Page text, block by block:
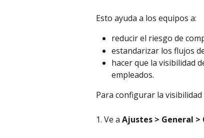
Esto ayuda a los equipos a:
reducir el riesgo de
estandarizar los flujos
hacer que la visibilidad
empleados.
Para configurar la
1. Ve a Ajustes > General